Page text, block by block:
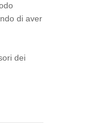
di aver
dei